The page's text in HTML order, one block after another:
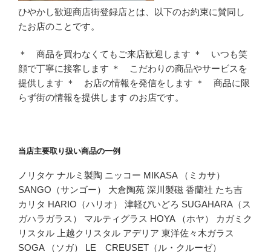
ひやかし歓迎商店街登録店とは、以下のお約束に賛同し
たお店のことです。
＊ 商品を買わなくてもご来店歓迎します ＊ いつも笑
顔で丁寧に接客します ＊ こだわりの商品やサービスを
提供します ＊ お店の情報を発信をします ＊ 商品に限
らず街の情報を提供します のお店です。
当店主要取り扱い商品の一例
ノリタケ ナルミ製陶 ニッコー MIKASA （ミカサ）
SANGO（サンゴー） 大倉陶苑 深川製磁 香蘭社 たち吉
カリタ HARIO（ハリオ） 津軽びいどろ SUGAHARA（ス
ガハラガラス） マルティグラス HOYA （ホヤ） カガミク
リスタル 上越クリスタル アデリア 東洋佐々木ガラス
SOGA （ソガ） LE CREUSET（ル・クルーゼ）